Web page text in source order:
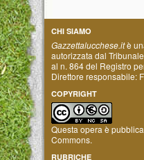
CHI SIAMO
Gazzettalucchese.itè
autorizzata dal
al n. 864 del Registro
Direttore responsabile:
COPYRIGHT
Questa opera è
Commons.
RUBRICHE